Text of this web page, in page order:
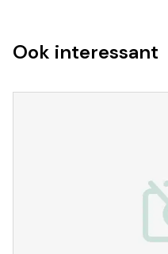
Ook interessant